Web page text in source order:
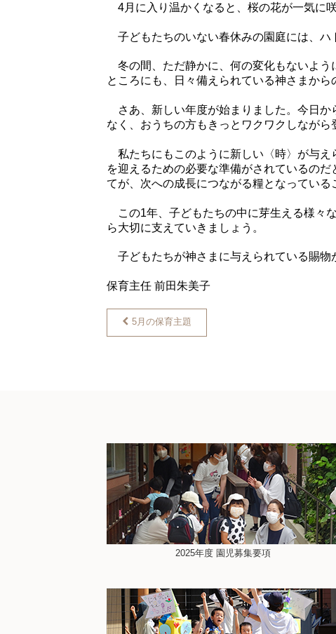
4月に入り温かくなると、桜の花が一気に咲
子どもたちのいない春休みの園庭には、ハ
冬の間、ただ静かに、何の変化もないよう
ところにも、日々備えられている神さまか
さあ、新しい年度が始まりました。今日か
なく、おうちの方もきっとワクワクしながら
私たちにもこのように新しい〈時〉が与え
を迎えるための必要な準備がされているの
てが、次への成長につながる糧となっている
この1年、子どもたちの中に芽生える様々
ら大切に支えていきましょう。
子どもたちが神さまに与えられている賜物
保育主任 前田朱美子
5月の保育主題
2025年度 園児募集要項